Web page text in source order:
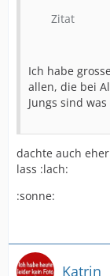
Zitat
Ich habe
allen, die bei
Jungs sind
dachte auch
lass :lach:
:sonne:
Katrin